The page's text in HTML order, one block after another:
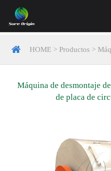
HOME > Productos >
Máquina de desmontaje
de placa de